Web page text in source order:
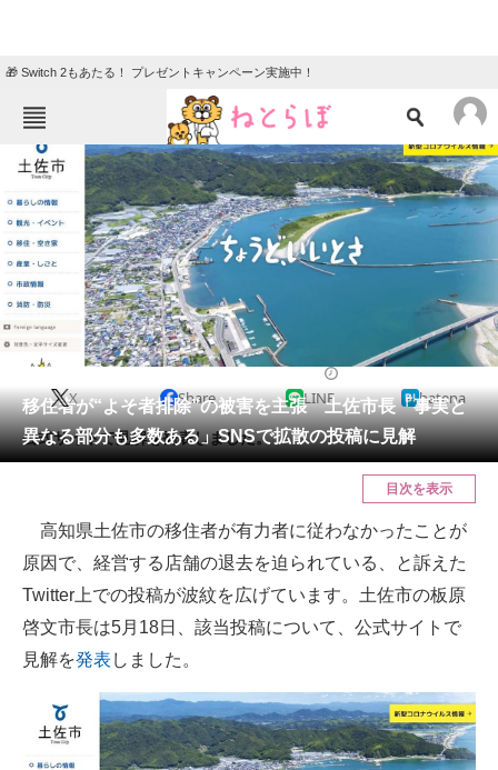
🎁 Switch 2もあたる！ プレゼントキャンペーン実施中！
ねとらぼメニュー
TOP ニュース
エンタメ クイズ
グルメ
教育・育児
リサーチ
会員記事
メディア
ITの今と未来を見通す
スマホと通信の最新トレンド
進化するPCとデバイスの未来
ビジネスと働き方のヒント
移住者が“よそ者排除”の被害を主張 土佐市長「事実と
異なる部分も多数ある」SNSで拡散の投稿に見解
X Share LINE hatena
公式サイトで見解を発表しました。
目次を表示
高知県土佐市の移住者が有力者に従わなかったことが
原因で、経営する店舗の退去を迫られている、と訴えた
Twitter上での投稿が波紋を広げています。土佐市の板原
啓文市長は5月18日、該当投稿について、公式サイトで
見解を発表 しました。